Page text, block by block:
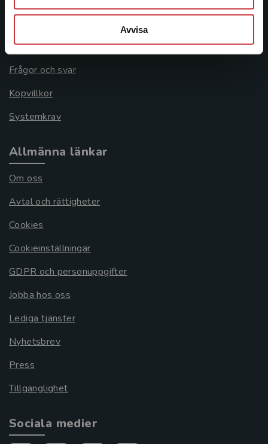
Avvisa
046-31 21 00
Frågor och svar
Köpvillkor
Systemkrav
Allmänna länkar
Om oss
Avtal och rättigheter
Cookies
Cookieinställningar
GDPR och personuppgifter
Jobba hos oss
Lediga tjänster
Nyhetsbrev
Press
Tillgänglighet
Sociala medier